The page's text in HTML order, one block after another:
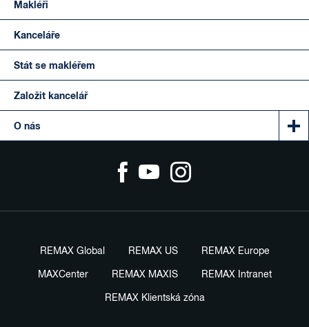
Makléři
Kanceláře
Stát se makléřem
Založit kancelář
O nás
REMAX Global REMAX US REMAX Europe
MAXCenter REMAX MAXIS REMAX Intranet
REMAX Klientská zóna